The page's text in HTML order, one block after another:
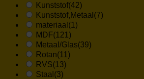
Kunststof(42)
Kunststof,Metaal (7)
materiaal (1)
MDF(121)
Metaal/Glas(39)
Rotan(11)
RVS(13)
Staal (3)